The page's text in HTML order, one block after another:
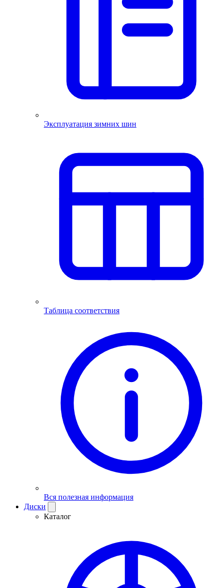
Эксплуатация зимних шин
Таблица соответствия
Вся полезная информация
Диски
Каталог